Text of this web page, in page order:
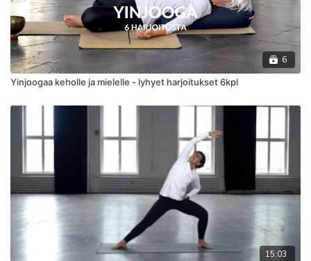
6
Yinjoogaa keholle ja mielelle - lyhyet harjoitukset 6kpl
15:03